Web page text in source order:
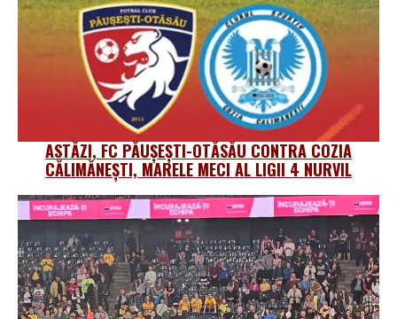
ASTĂZI, FC PĂUȘEȘTI-OTĂSĂU CONTRA COZIA
CĂLIMĂNEȘTI, MARELE MECI AL LIGII 4 NURVIL